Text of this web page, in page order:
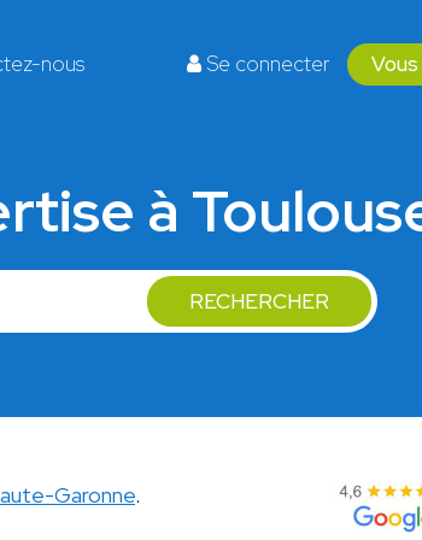
nous Se connecter
à
RECHERCHER
Garonne.